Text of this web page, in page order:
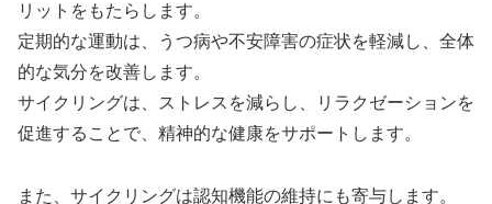
リットをもたらします。
定期的な運動は、うつ病や不安障害の症状を軽減し、全体
的な気分を改善します。
サイクリングは、ストレスを減らし、リラクゼーションを
促進することで、精神的な健康をサポートします。
また、サイクリングは認知機能の維持にも寄与します。